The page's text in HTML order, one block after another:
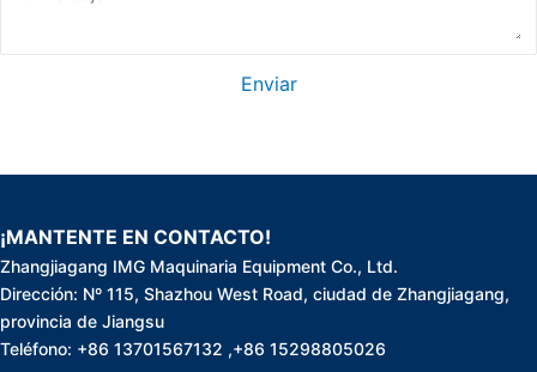
Enviar
¡MANTENTE EN CONTACTO!
Zhangjiagang IMG Maquinaria Equipment Co., Ltd.
Dirección: Nº 115, Shazhou West Road, ciudad de Zhangjiagang,
provincia de Jiangsu
Teléfono: +86 13701567132 ,+86 15298805026